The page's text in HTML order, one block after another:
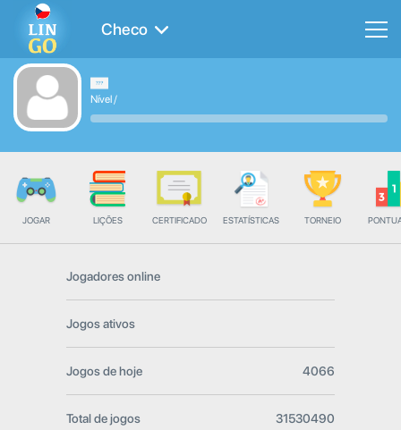
Checo
Nível/
JOGAR LIÇÕES CERTIFICADO ESTATÍSTICAS TORNEIO
Jogadores online
Jogos ativos
Jogos de hoje 4066
Total de jogos 31530490